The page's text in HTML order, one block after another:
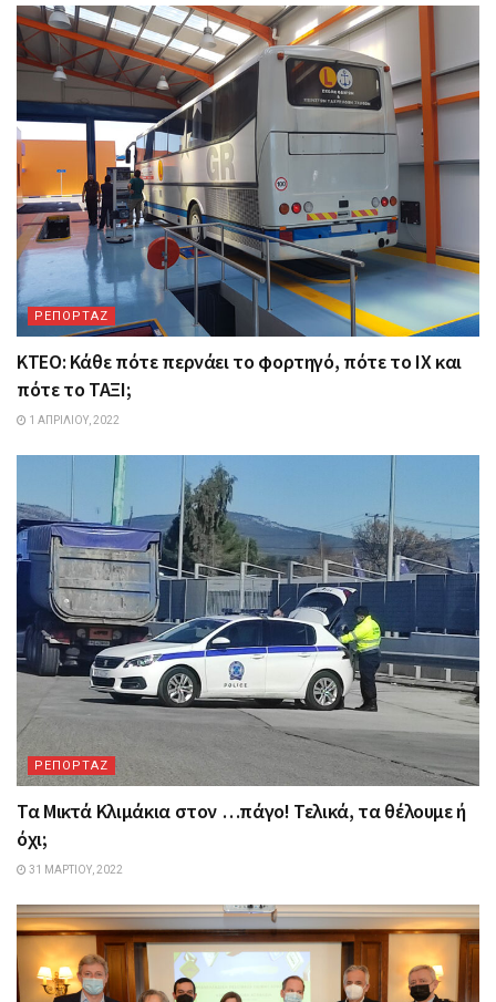
ΡΕΠΟΡΤΑΖ
ΚΤΕΟ: Κάθε πότε περνάει το φορτηγό, πότε το ΙΧ και
πότε το ΤΑΞΙ;
1 ΑΠΡΙΛΊΟΥ, 2022
ΡΕΠΟΡΤΑΖ
Τα Mικτά Kλιμάκια στον …πάγο! Τελικά, τα θέλουμε ή
όχι;
31 ΜΑΡΤΊΟΥ, 2022